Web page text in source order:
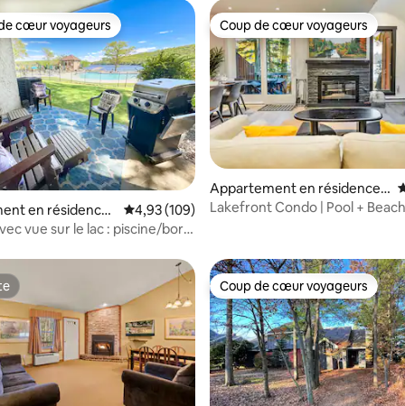
la base de 30 commentaires : 4,87 sur 5
cœur voyageurs les plus appréciés
cœur voyageurs
en résidence ⋅
Évaluation moyenne sur la base de 109
4,93 (109)
vue sur le lac : piscine/bord
Coup de cœur voyageurs
Coup de cœur voyageurs
Appartement en résidence ⋅
Lake Harmony
Lakefront Condo | Pool +
Coup de cœur voyageurs
Coup de cœur voyageurs